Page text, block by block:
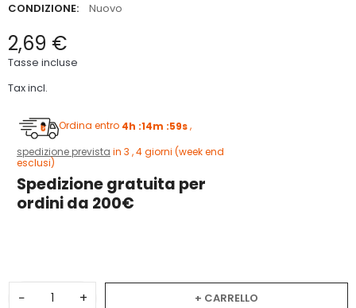
CONDIZIONE:
Nuovo
2,69 €
Tasse incluse
Tax incl.
Ordina entro 4h :14m :58s,
spedizione prevista in 3 , 4 giorni (week end
esclusi)
Spedizione gratuita per
ordini da 200€
− + + CARRELLO